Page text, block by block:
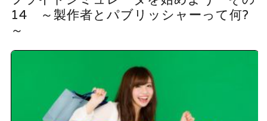
14 ～製作者とパブリッシャーって何?
～